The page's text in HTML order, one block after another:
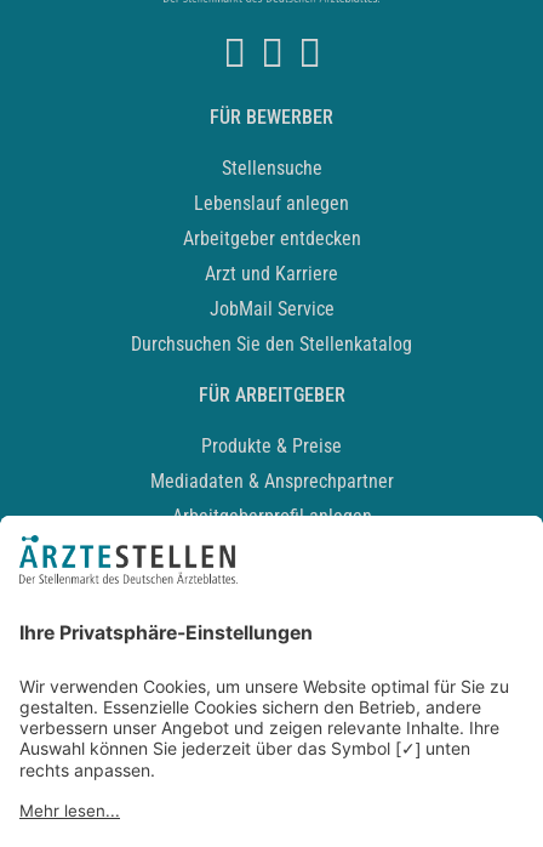
FÜR BEWERBER
Stellensuche
Lebenslauf anlegen
Arbeitgeber entdecken
Arzt und Karriere
JobMail Service
Durchsuchen Sie den Stellenkatalog
FÜR ARBEITGEBER
Produkte & Preise
Mediadaten & Ansprechpartner
Arbeitgeberprofil anlegen
Recruiting-Podcast
Kontakt
Datenschutz
Newsletter